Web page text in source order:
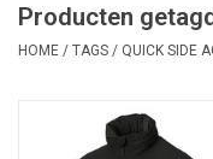
Producten
HOME / TAGS / QUICK SIDE